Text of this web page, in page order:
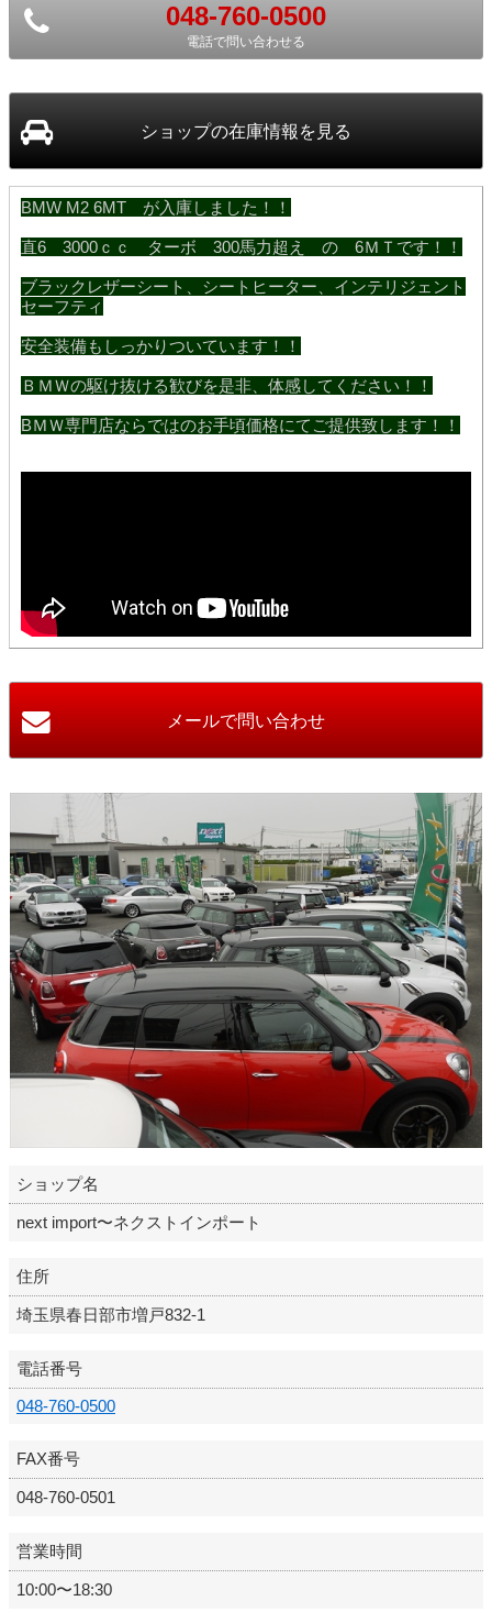
048-760-0500
電話で問い合わせる
ショップの在庫情報を見る
BMW M2 6MT が入庫しました！！
直6 3000ｃｃ ターボ 300馬力超え の 6ＭＴです！！
ブラックレザーシート、シートヒーター、インテリジェント
セーフティ
安全装備もしっかりついています！！
ＢＭＷの駆け抜ける歓びを是非、体感してください！！
BＭＷ専門店ならではのお手頃価格にてご提供致します！！
ショップ名
next import〜ネクストインポート
住所
埼玉県春日部市増戸832-1
電話番号
048-760-0500
FAX番号
048-760-0501
営業時間
10:00〜18:30